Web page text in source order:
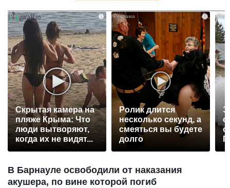
i
Скрытая камера на
пляже Крыма: Что
люди вытворяют,
когда их не видят...
i
Ролик длится
несколько секунд, а
смеяться вы будете
долго
В Барнауле освободили от наказания
акушера, по вине которой погиб